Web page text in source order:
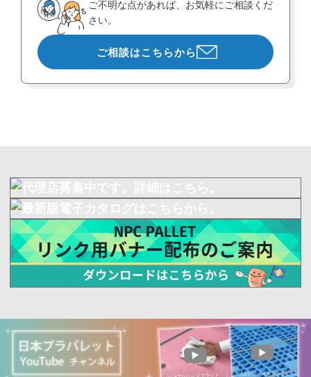
ご不明な点があれば、お気軽にご相談くだ
さい。
ご相談はこちらから